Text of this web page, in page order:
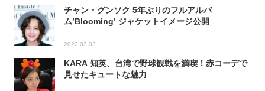
チャン・グンソク 5年ぶりのフルアルバ
ム’Blooming’ ジャケットイメージ公開
2022.03.03
KARA 知英、台湾で野球観戦を満喫！赤コーデで
見せたキュートな魅力